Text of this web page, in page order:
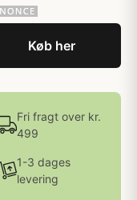
Køb her
Fri fragt over kr.
499
1-3 dages
levering